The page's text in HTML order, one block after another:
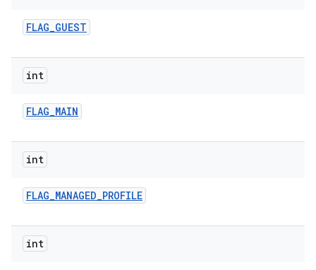
FLAG_GUEST
int
FLAG_MAIN
int
FLAG_MANAGED_PROFILE
int